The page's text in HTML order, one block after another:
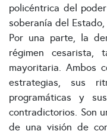
policéntrica del
soberanía del
Por una parte, la
régimen cesarista,
mayoritaria. Ambos
estrategias, sus
programáticas y
contradictorios. Son
de una visión de